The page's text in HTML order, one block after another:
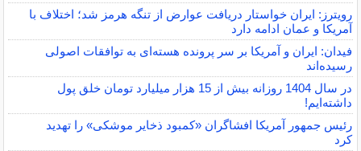
رویترز: ایران خواستار دریافت عوارض از تنگه هرمز شد؛ اختلاف با
آمریکا و عمان ادامه دارد
فیدان: ایران و آمریکا بر سر پرونده هسته‌ای به توافقات اصولی
رسیده‌اند
در سال 1404 روزانه بیش از 15 هزار میلیارد تومان خلق پول
داشته‌ایم!
رئیس جمهور آمریکا افشاگران «کمبود ذخایر موشکی» را تهدید
کرد